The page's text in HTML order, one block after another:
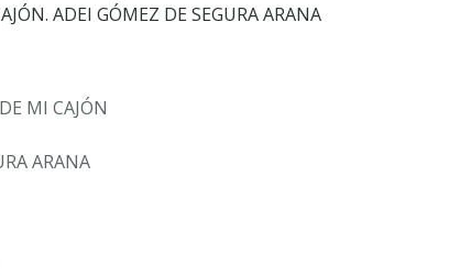
ADEI GÓMEZ DE SEGURA ARANA
MI CAJÓN
ARANA